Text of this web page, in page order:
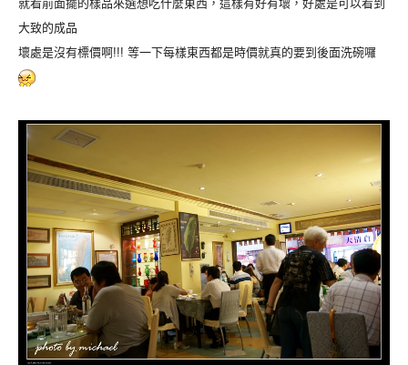
就看前面擺的樣品來選想吃什麼東西，這樣有好有壞，好處是可以看到
大致的成品
壞處是沒有標價啊!!! 等一下每樣東西都是時價就真的要到後面洗碗囉